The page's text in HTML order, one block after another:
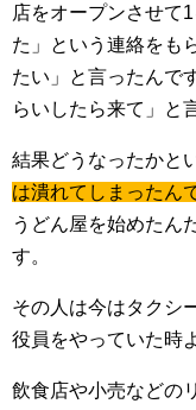
店をオープンさせて
た」という連絡をも
たい」と言ったんで
らいしたら来て」と
結果どうなったかと
は潰れてしまったん
うどん屋を始めたん
す。
その人は今はタクシ
役員をやっていた時
飲食店や小売などの